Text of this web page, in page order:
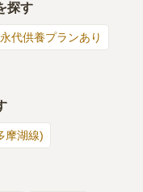
探す
永代供養プランあり
摩湖線)